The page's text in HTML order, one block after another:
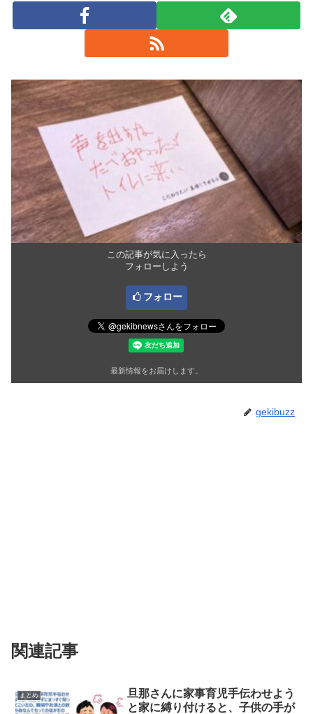
この記事が気に入ったら
フォローしよう
フォロー
最新情報をお届けします。
gekibuzz
関連記事
まとめ
旦那さんに家事育児手伝わせよう
と家に縛り付けると、子供の手が